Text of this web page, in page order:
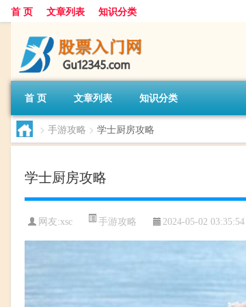
首 页 文章列表 知识分类
首 页 文章列表 知识分类
> 手游攻略 > 学士厨房攻略
学士厨房攻略
网友:xsc 手游攻略 2024-05-02 03:35:54